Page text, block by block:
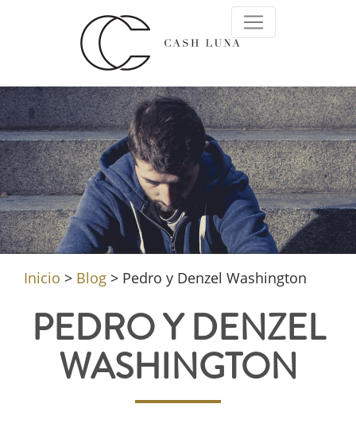
Inicio > Blog > Pedro y Denzel Washington
PEDRO Y DENZEL
WASHINGTON